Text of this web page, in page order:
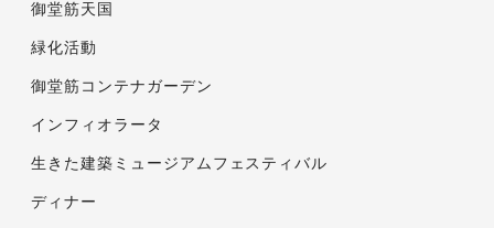
御堂筋天国
緑化活動
御堂筋コンテナガーデン
インフィオラータ
生きた建築ミュージアムフェスティバル
ディナー